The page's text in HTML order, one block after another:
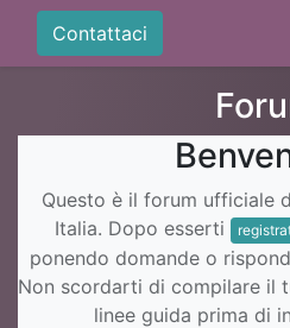
Contattaci
Questo è il forum ufficiale
Italia. Dopo esserti
ponendo domande o
Non scordarti di compilare il
linee guida prima di